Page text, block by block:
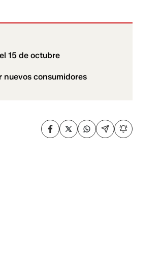
15 de octubre
nuevos consumidores